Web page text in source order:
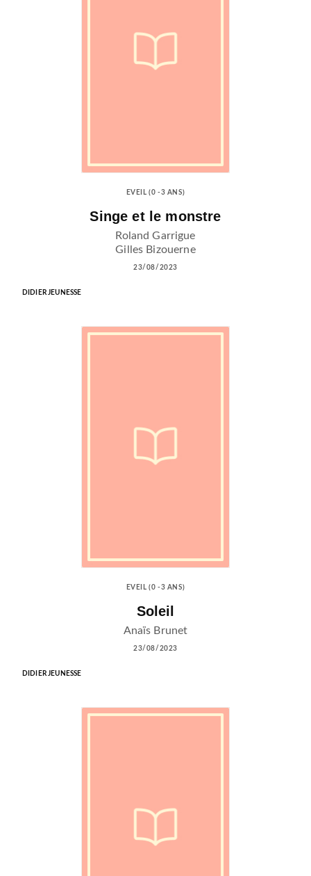
EVEIL (0 -3 ANS)
Singe et le monstre
Roland Garrigue
Gilles Bizouerne
23/08/2023
DIDIER JEUNESSE
EVEIL (0 -3 ANS)
Soleil
Anaïs Brunet
23/08/2023
DIDIER JEUNESSE